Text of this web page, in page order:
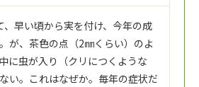
、早い頃から実を付け、今年の成
が、茶色の点（2㎜くらい）のよ
に虫が入り（クリにつくような
い。これはなぜか。毎年の症状だ